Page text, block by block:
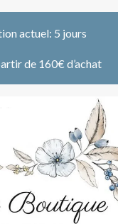
actuel: 5 jours
de 160€ d’achat